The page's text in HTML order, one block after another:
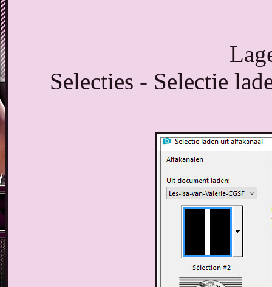
Selecties - Selectie